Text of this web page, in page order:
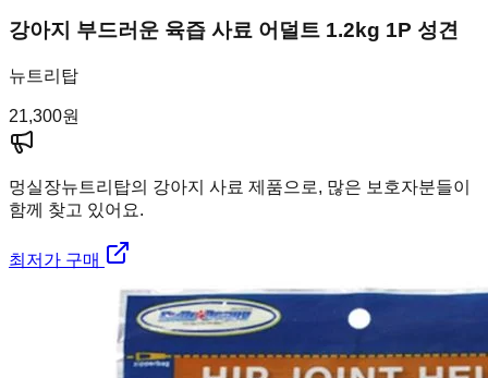
강아지 부드러운 육즙 사료 어덜트 1.2kg 1P 성견
뉴트리탑
21,300원
멍실장뉴트리탑의 강아지 사료 제품으로, 많은 보호자분들이
함께 찾고 있어요.
최저가 구매